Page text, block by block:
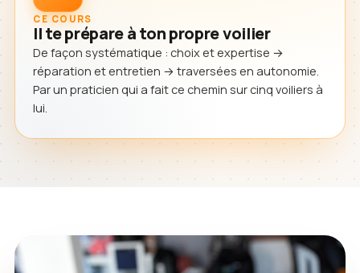
CE COURS
Il te prépare à ton propre voilier
De façon systématique : choix et expertise →
réparation et entretien → traversées en autonomie.
Par un praticien qui a fait ce chemin sur cinq voiliers à
lui.